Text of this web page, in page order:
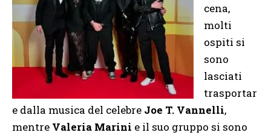
cena,
molti
ospiti si
sono
lasciati
trasportar
e dalla musica del celebre Joe T. Vannelli,
mentre Valeria Marini e il suo gruppo si sono